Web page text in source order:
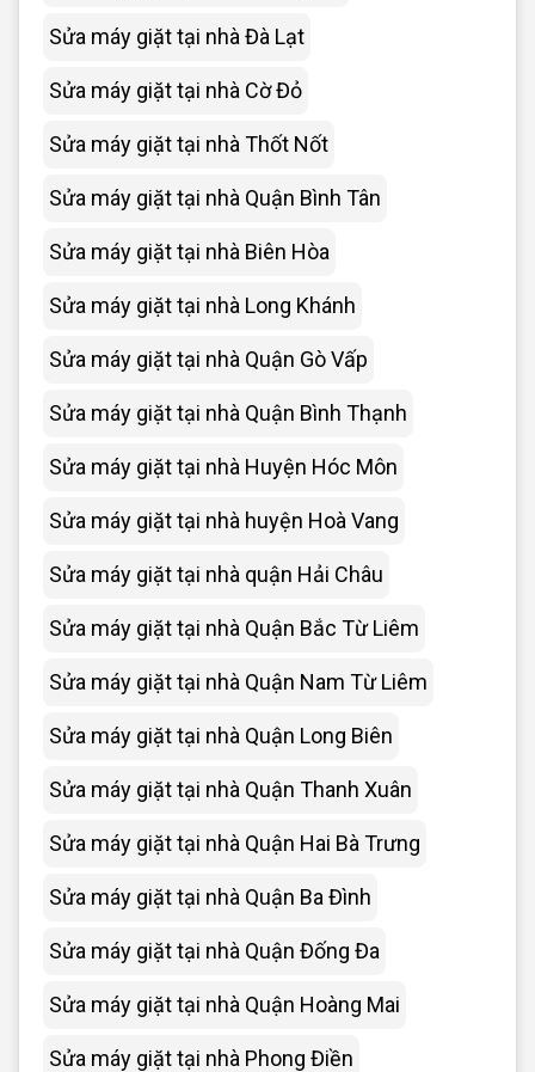
Sửa máy giặt tại nhà Đà Lạt
Sửa máy giặt tại nhà Cờ Đỏ
Sửa máy giặt tại nhà Thốt Nốt
Sửa máy giặt tại nhà Quận Bình Tân
Sửa máy giặt tại nhà Biên Hòa
Sửa máy giặt tại nhà Long Khánh
Sửa máy giặt tại nhà Quận Gò Vấp
Sửa máy giặt tại nhà Quận Bình Thạnh
Sửa máy giặt tại nhà Huyện Hóc Môn
Sửa máy giặt tại nhà huyện Hoà Vang
Sửa máy giặt tại nhà quận Hải Châu
Sửa máy giặt tại nhà Quận Bắc Từ Liêm
Sửa máy giặt tại nhà Quận Nam Từ Liêm
Sửa máy giặt tại nhà Quận Long Biên
Sửa máy giặt tại nhà Quận Thanh Xuân
Sửa máy giặt tại nhà Quận Hai Bà Trưng
Sửa máy giặt tại nhà Quận Ba Đình
Sửa máy giặt tại nhà Quận Đống Đa
Sửa máy giặt tại nhà Quận Hoàng Mai
Sửa máy giặt tại nhà Phong Điền